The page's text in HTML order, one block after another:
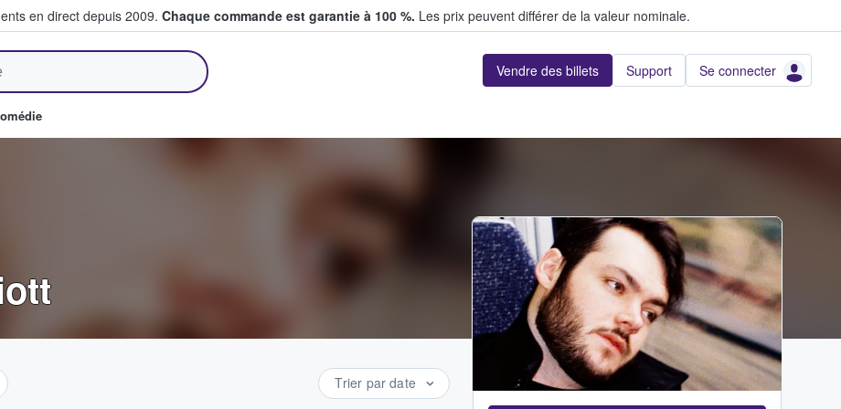
en direct depuis 2009. Chaque commande est garantie à 100 %. Les prix peuvent différer de la valeur nominale.
et vendent des billets Vendre des billets Support Se connecter
Trier par date